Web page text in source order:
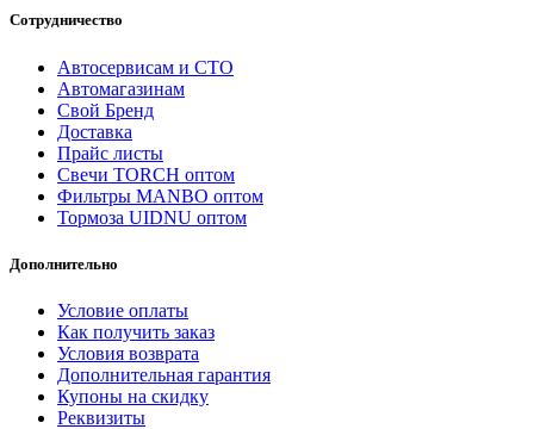
Сотрудничество
Автосервисам и СТО
Автомагазинам
Свой Бренд
Доставка
Прайс листы
Свечи TORCH оптом
Фильтры MANBO оптом
Тормоза UIDNU оптом
Дополнительно
Условие оплаты
Как получить заказ
Условия возврата
Дополнительная гарантия
Купоны на скидку
Реквизиты